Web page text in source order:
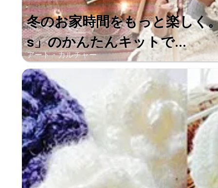
冬のお家時間をもっと楽しく
s」のかんたんキットで...
アート・カルチャー